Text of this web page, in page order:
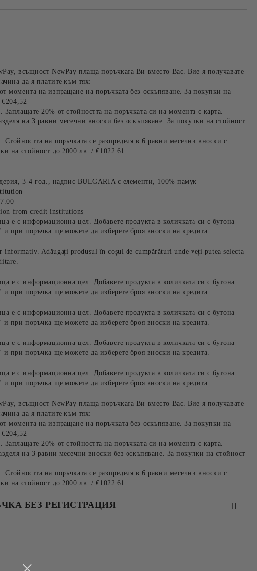
всъщност NewPay плаща поръчката Ви вместо Вас. Вие я получавате
да я платите към тях:
момента на изпращане на поръчката без оскъпяване. За покупки на
20% от стойността на поръчката си на момента с карта.
на 3 равни месечни вноски без оскъпяване. За покупки на стойност
на поръчката се разпределя в 6 равни месечни вноски с
на стойност до 2000 лв. / €1022.61
3-4 год., надпис BULGARIA с елементи, 100% памук
from credit institutions
е с информационна цел. Добавете продукта в количката си с бутона
и при поръчка ще можете да изберете броя вноски на кредита.
informativ. Adăugați produsul în coșul de cumpărături unde veți putea selecta
е с информационна цел. Добавете продукта в количката си с бутона
и при поръчка ще можете да изберете броя вноски на кредита.
е с информационна цел. Добавете продукта в количката си с бутона
и при поръчка ще можете да изберете броя вноски на кредита.
е с информационна цел. Добавете продукта в количката си с бутона
и при поръчка ще можете да изберете броя вноски на кредита.
е с информационна цел. Добавете продукта в количката си с бутона
и при поръчка ще можете да изберете броя вноски на кредита.
всъщност NewPay плаща поръчката Ви вместо Вас. Вие я получавате
да я платите към тях:
момента на изпращане на поръчката без оскъпяване. За покупки на
20% от стойността на поръчката си на момента с карта.
на 3 равни месечни вноски без оскъпяване. За покупки на стойност
на поръчката се разпределя в 6 равни месечни вноски с
на стойност до 2000 лв. / €1022.61
БЕЗ РЕГИСТРАЦИЯ